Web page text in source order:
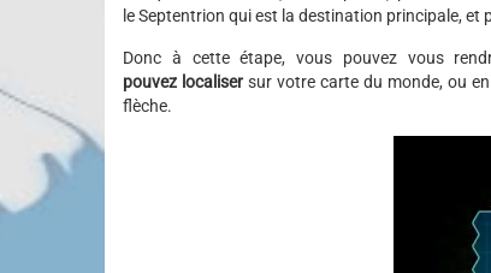
le Septentrion qui est la destination principale, et
Donc à cette étape, vous pouvez vous
pouvez localiser sur votre carte du monde, ou
flèche.